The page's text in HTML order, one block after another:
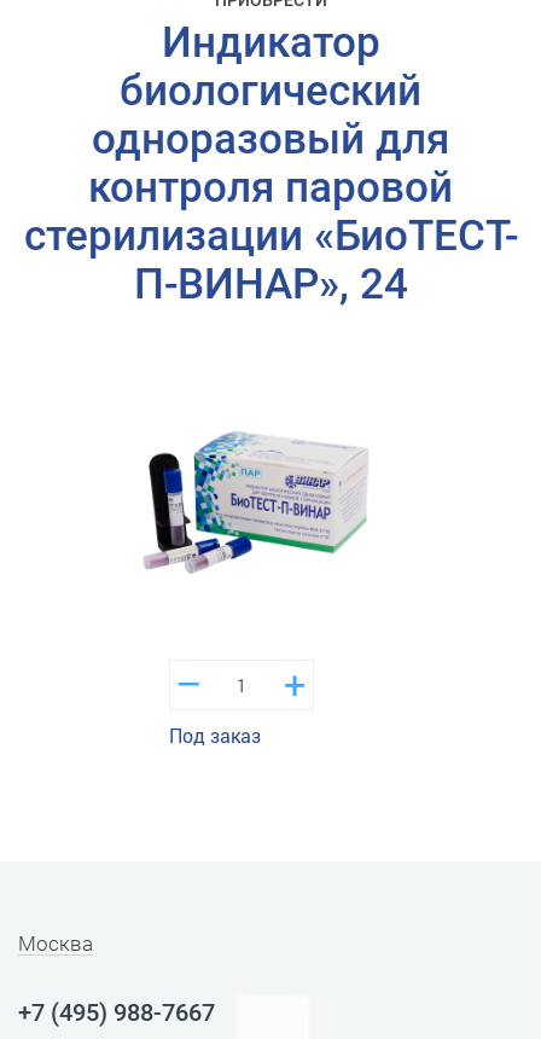
Индикатор
биологический
одноразовый для
контроля паровой
стерилизации «БиоТЕСТ-
П-ВИНАР», 24
+
–
Под заказ
Москва
+7 (495) 988-7667